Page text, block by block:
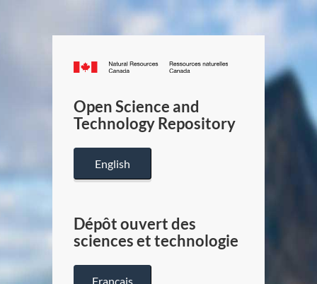
Canada.ca
/
Canada
Open Science and
Technology Repository
English
Dépôt ouvert des
sciences et technologie
Français